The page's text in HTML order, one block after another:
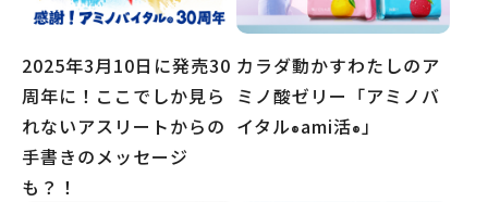
2025年3月10日に発売30
周年に！ここでしか見ら
れないアスリートからの
手書きのメッセージ
も？！
カラダ動かすわたしのア
ミノ酸ゼリー「アミノバ
イタル®ami活®」